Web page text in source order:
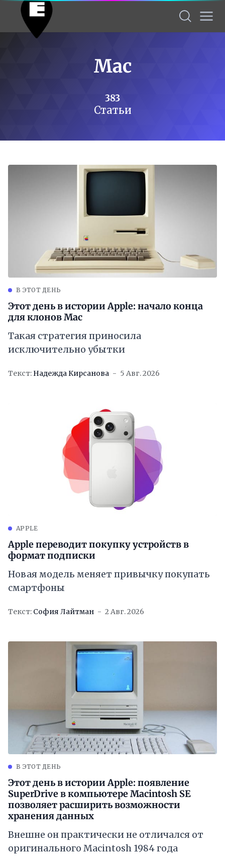
Mac
383
Статьи
В ЭТОТ ДЕНЬ
Этот день в истории Apple: начало конца
для клонов Mac
Такая стратегия приносила
исключительно убытки
Текст: Надежда Кирсанова 5 Авг. 2026
APPLE
Apple переводит покупку устройств в
формат подписки
Новая модель меняет привычку покупать
смартфоны
Текст: София Лайтман 2 Авг. 2026
В ЭТОТ ДЕНЬ
Этот день в истории Apple: появление
SuperDrive в компьютере Macintosh SE
позволяет расширить возможности
хранения данных
Внешне он практически не отличался от
оригинального Macintosh 1984 года